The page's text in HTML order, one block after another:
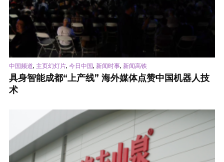
中国频道, 主页幻灯片, 今日中国, 新闻时事, 新闻高铁
具身智能成都“上产线” 海外媒体点赞中国机器人技
术